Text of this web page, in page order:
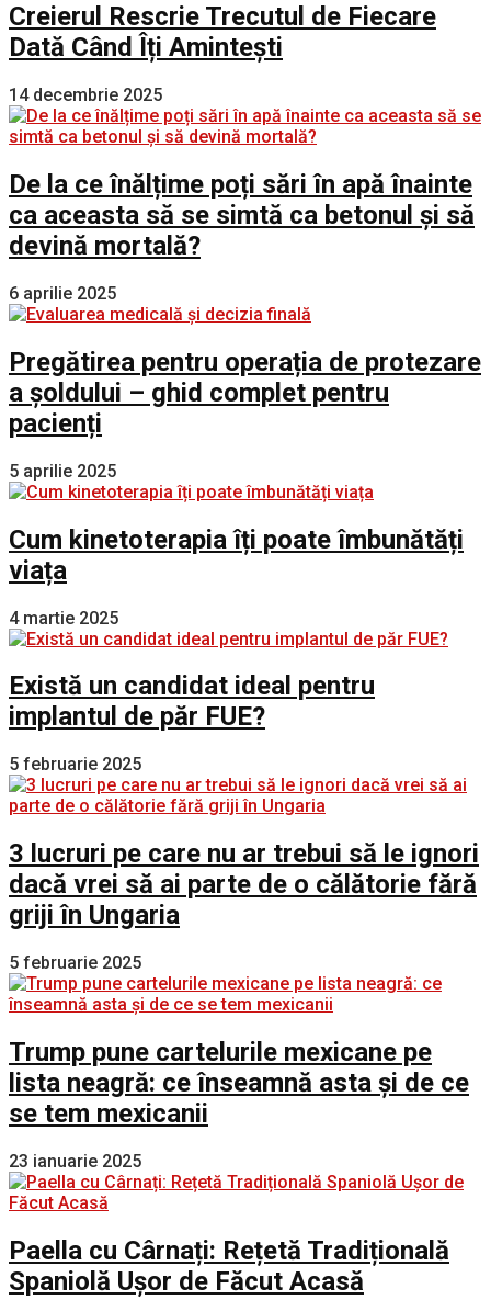
Creierul Rescrie Trecutul de Fiecare
Dată Când Îți Amintești
14 decembrie 2025
De la ce înălțime poți sări în apă înainte
ca aceasta să se simtă ca betonul și să
devină mortală?
6 aprilie 2025
Pregătirea pentru operația de protezare
a șoldului – ghid complet pentru
pacienți
5 aprilie 2025
Cum kinetoterapia îți poate îmbunătăți
viața
4 martie 2025
Există un candidat ideal pentru
implantul de păr FUE?
5 februarie 2025
3 lucruri pe care nu ar trebui să le ignori
dacă vrei să ai parte de o călătorie fără
griji în Ungaria
5 februarie 2025
Trump pune cartelurile mexicane pe
lista neagră: ce înseamnă asta și de ce
se tem mexicanii
23 ianuarie 2025
Paella cu Cârnați: Rețetă Tradițională
Spaniolă Ușor de Făcut Acasă